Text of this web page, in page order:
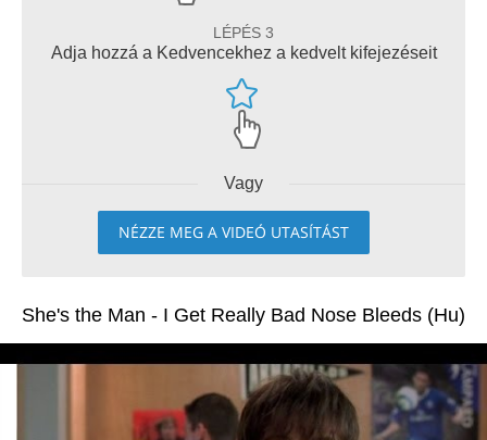
LÉPÉS 3
Adja hozzá a Kedvencekhez a kedvelt kifejezéseit
Vagy
NÉZZE MEG A VIDEÓ UTASÍTÁST
She's the Man - I Get Really Bad Nose Bleeds (Hu)